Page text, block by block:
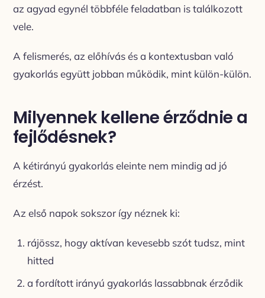
az agyad egynél többféle feladatban is találkozott
vele.
A felismerés, az előhívás és a kontextusban való
gyakorlás együtt jobban működik, mint külön-külön.
Milyennek kellene érződnie a
fejlődésnek?
A kétirányú gyakorlás eleinte nem mindig ad jó
érzést.
Az első napok sokszor így néznek ki:
rájössz, hogy aktívan kevesebb szót tudsz, mint
hitted
a fordított irányú gyakorlás lassabbnak érződik